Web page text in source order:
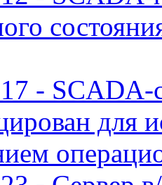
- SCADA-
для